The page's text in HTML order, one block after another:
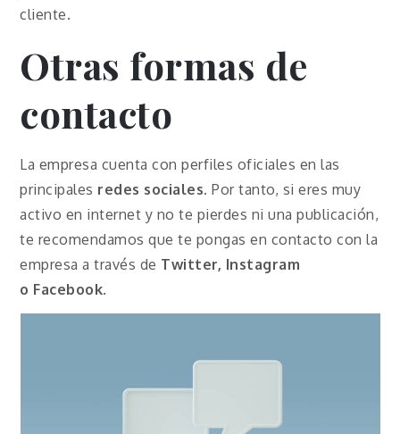
cliente.
Otras formas de
contacto
La empresa cuenta con perfiles oficiales en las
principales redes sociales. Por tanto, si eres muy
activo en internet y no te pierdes ni una publicación,
te recomendamos que te pongas en contacto con la
empresa a través de Twitter, Instagram
o Facebook.